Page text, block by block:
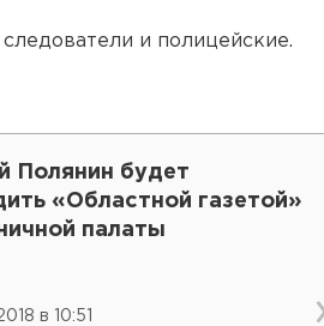
и полицейские.
Полянин будет
«Областной газетой»
палаты
в 10:51